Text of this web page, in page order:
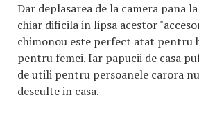
Dar deplasarea de la camera pana
chiar dificila in lipsa acestor
chimonou este perfect atat pentru
pentru femei. Iar papucii de casa
de utili pentru persoanele carora
desculte in casa.